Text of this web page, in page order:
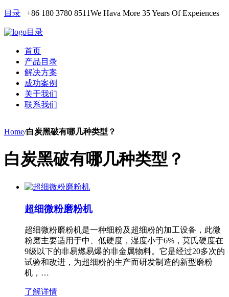
目录 +86 180 3780 8511We Hava More 35 Years Of Expeiences
目录
首页
产品目录
解决方案
成功案例
关于我们
联系我们
Home/白炭黑破有哪几种类型？
白炭黑破有哪几种类型？
超细微粉磨粉机
超细微粉磨粉机是一种细粉及超细粉的加工设备，此微
粉磨主要适用于中、低硬度，湿度小于6%，莫氏硬度在
9级以下的非易燃易爆的非金属物料。它是经过20多次的
试验和改进，为超细粉的生产而研发制造的新型磨粉
机，…
了解详情